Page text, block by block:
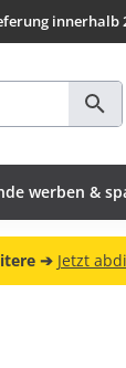
innerhalb
werben &
➔ Jetzt